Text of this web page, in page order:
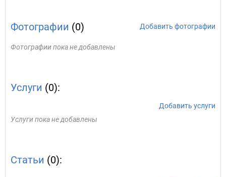
Фотографии (0) Добавить фотографии
Фотографии пока не добавлены
Услуги (0):
Добавить услуги
Услуги пока не добавлены
Статьи (0):